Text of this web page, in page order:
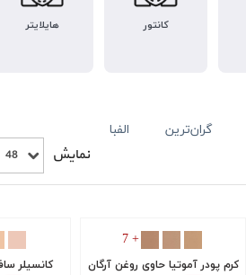
کانتور هایلایتر
گران‌ترین الفبا
نمایش
+ 7
کرم پودر آموتیا حاوی روغن آرگان
کانسیلر